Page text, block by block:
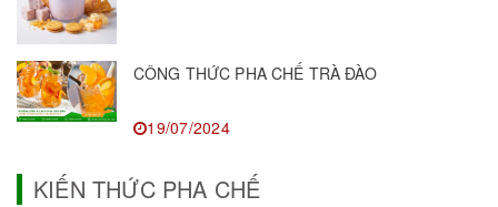
CÔNG THỨC PHA CHẾ TRÀ ĐÀO
19/07/2024
KIẾN THỨC PHA CHẾ